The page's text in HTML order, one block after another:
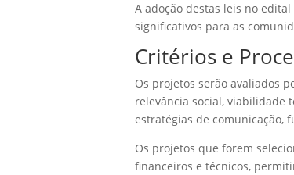
A adoção destas leis no
significativos para as
Critérios e
Os projetos serão avaliados
relevância social, viabilidade
estratégias de comunicação,
Os projetos que forem
financeiros e técnicos,